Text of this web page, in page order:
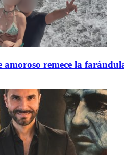
amoroso remece la